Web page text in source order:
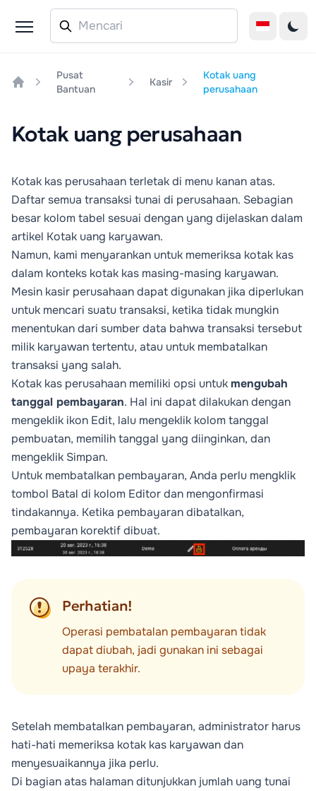
Pusat
Bantuan
Kasir
Kotak uang
perusahaan
Kotak uang perusahaan
Kotak kas perusahaan terletak di menu kanan atas.
Daftar semua transaksi tunai di perusahaan. Sebagian
besar kolom tabel sesuai dengan yang dijelaskan dalam
artikel Kotak uang karyawan.
Namun, kami menyarankan untuk memeriksa kotak kas
dalam konteks kotak kas masing-masing karyawan.
Mesin kasir perusahaan dapat digunakan jika diperlukan
untuk mencari suatu transaksi, ketika tidak mungkin
menentukan dari sumber data bahwa transaksi tersebut
milik karyawan tertentu, atau untuk membatalkan
transaksi yang salah.
Kotak kas perusahaan memiliki opsi untukmengubah
tanggal pembayaran. Hal ini dapat dilakukan dengan
mengeklik ikon Edit, lalu mengeklik kolom tanggal
pembuatan, memilih tanggal yang diinginkan, dan
mengeklik Simpan.
Untuk membatalkan pembayaran, Anda perlu mengklik
tombol Batal di kolom Editordan mengonfirmasi
tindakannya. Ketika pembayaran dibatalkan,
pembayaran korektif dibuat.
Perhatian!
Operasi pembatalan pembayaran tidak
dapat diubah, jadi gunakan ini sebagai
upaya terakhir.
Setelah membatalkan pembayaran, administrator harus
hati-hati memeriksa kotak kas karyawan dan
menyesuaikannya jika perlu.
Di bagian atas halaman ditunjukkan jumlah uang tunai